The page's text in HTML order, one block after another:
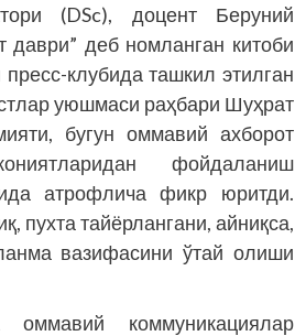
(DSc), доцент Беруний
даври” деб номланган китоби
клубида ташкил этилган
уюшмаси раҳбари Шуҳрат
бугун оммавий ахборот
фойдаланиш
атрофлича фикр юритди.
пухта тайёрлангани, айниқса,
вазифасини ўтай олиши
оммавий коммуникациялар